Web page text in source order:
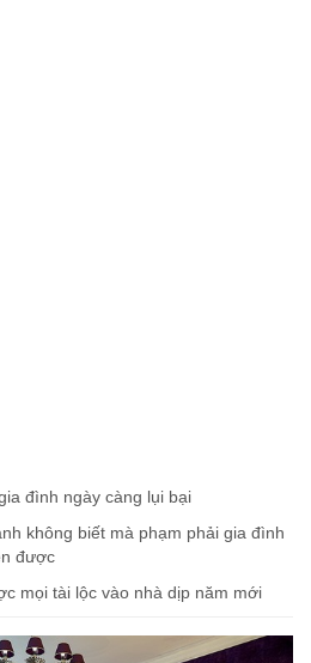
đình ngày càng lụi bại
không biết mà phạm phải gia đình
được
mọi tài lộc vào nhà dịp năm mới